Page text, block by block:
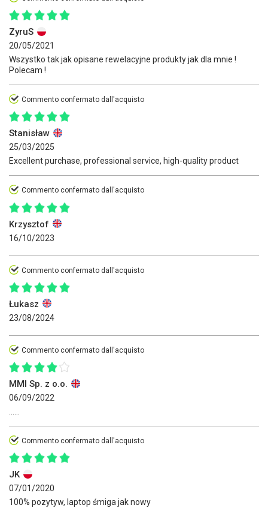
ZyruS
20/05/2021
Wszystko tak jak opisane rewelacyjne produkty jak dla mnie !
Polecam !
Commento confermato dall'acquisto
Stanisław
25/03/2025
Excellent purchase, professional service, high-quality product
Commento confermato dall'acquisto
Krzysztof
16/10/2023
Commento confermato dall'acquisto
Łukasz
23/08/2024
Commento confermato dall'acquisto
MMI Sp. z o.o.
06/09/2022
Commento confermato dall'acquisto
JK
07/01/2020
100% pozytyw, laptop śmiga jak nowy